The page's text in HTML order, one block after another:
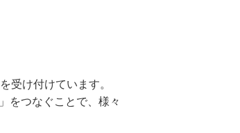
受け付けています。
をつなぐことで、様々